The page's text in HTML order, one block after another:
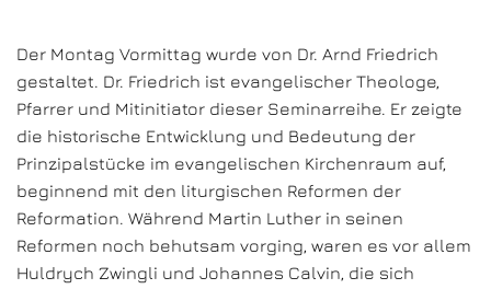
Der Montag Vormittag wurde von Dr. Arnd Friedrich
gestaltet. Dr. Friedrich ist evangelischer Theologe,
Pfarrer und Mitinitiator dieser Seminarreihe. Er zeigte
die historische Entwicklung und Bedeutung der
Prinzipalstücke im evangelischen Kirchenraum auf,
beginnend mit den liturgischen Reformen der
Reformation. Während Martin Luther in seinen
Reformen noch behutsam vorging, waren es vor allem
Huldrych Zwingli und Johannes Calvin, die sich